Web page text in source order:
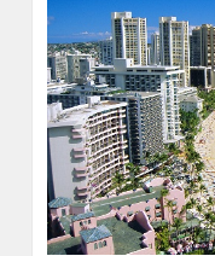
Previous